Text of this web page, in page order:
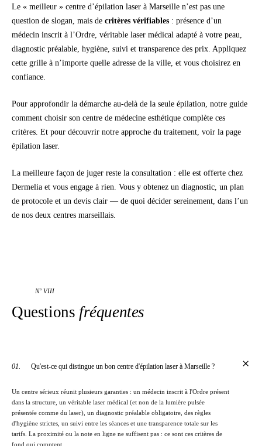
Le « meilleur » centre d’épilation laser à Marseille n’est pas une
question de slogan, mais de critères vérifiables : présence d’un
médecin inscrit à l’Ordre, véritable laser médical adapté à votre peau,
diagnostic préalable, hygiène, suivi et transparence des prix. Appliquez
cette grille à n’importe quelle adresse de la ville, et vous choisirez en
confiance.
Pour approfondir la démarche au-delà de la seule épilation, notre guide
comment choisir son centre de médecine esthétique complète ces
critères. Et pour découvrir notre approche du traitement, voir la page
épilation laser.
La meilleure façon de juger reste la consultation : elle est offerte chez
Dermelia et vous engage à rien. Vous y obtenez un diagnostic, un plan
de protocole et un devis clair — de quoi décider sereinement, dans l’un
de nos deux centres marseillais.
N° VIII
Questions fréquentes
01. Qu'est-ce qui distingue un bon centre d'épilation laser à Marseille ? +
Un centre sérieux réunit plusieurs garanties : un médecin inscrit à l'Ordre présent
dans la structure, un véritable laser médical (et non de la lumière pulsée
présentée comme du laser), un diagnostic préalable obligatoire, des règles
d'hygiène strictes, un suivi entre les séances et une transparence totale sur les
tarifs. La proximité ou la note en ligne ne suffisent pas : ce sont ces critères de
fond qui comptent.